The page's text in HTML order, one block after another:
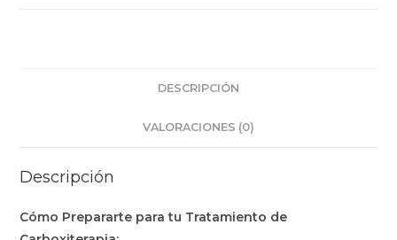
DESCRIPCIÓN
VALORACIONES (0)
Descripción
Cómo Prepararte para tu Tratamiento de